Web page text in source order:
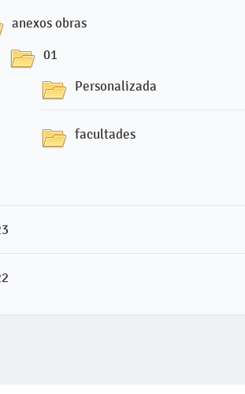
anexos obras
01
Personalizada
facultades